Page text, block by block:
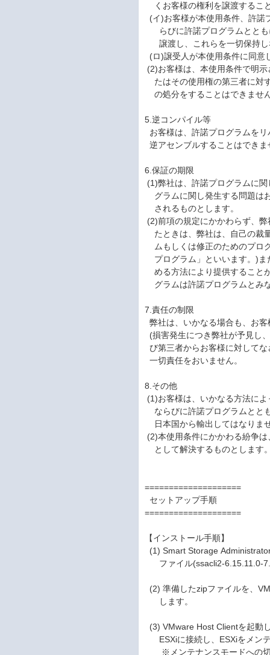
くお客様の権利を譲渡するこ
(イ)お客様が本使用条件、許諾
らびに許諾プログラムととも
譲渡し、これらを一切保持し
(ロ)譲受人が本使用条件に同意
(2)お客様は、本使用条件で明
たはその使用権の第三者に対
の処分をすることはできませ
5.逆コンパイル等
お客様は、許諾プログラムを
逆アセンブルすることはできま
6.保証の期限
(1)弊社は、許諾プログラムに
グラムに関し発生する問題は
されるものとします。
(2)前項の規定にかかわらず、
たときは、弊社は、自己の裁
ムもしくは修正のためのプロ
プログラム」といいます。)ま
める方法により提供すること
グラムは許諾プログラムとみ
7.責任の制限
弊社は、いかなる場合も、お
(損害発生につき弊社が予見し
び第三者からお客様に対して
一切責任をおいません。
8.その他
(1)お客様は、いかなる方法に
ならびに許諾プログラムとと
日本国から輸出してはなりま
(2)本使用条件にかかわる紛争
として解決するものとします
====================
セットアップ手順
====================
【インストール手順】
(1) Smart Storage
ファイル(ssacli2-6.15.11.0-
(2) 準備したzipファイルを、
します。
(3) VMware Host Clientを起動
ESXiに接続し、ESXiをメン
※メンテナンスモードへの切